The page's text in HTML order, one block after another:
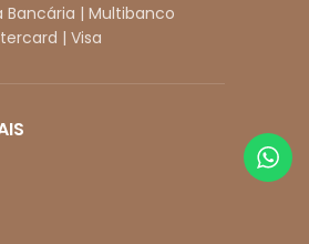
Bancária | Multibanco
| Visa